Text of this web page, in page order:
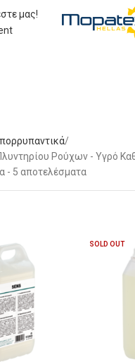
μας!
Ρούχων - Υγρό
- 5 αποτελέσματα
SOLD OUT